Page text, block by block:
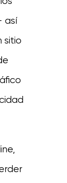
así
sitio